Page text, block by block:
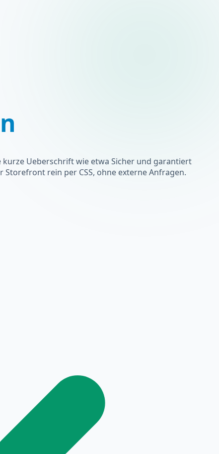
kurze Ueberschrift wie etwa Sicher und garantiert
rein per CSS, ohne externe Anfragen.